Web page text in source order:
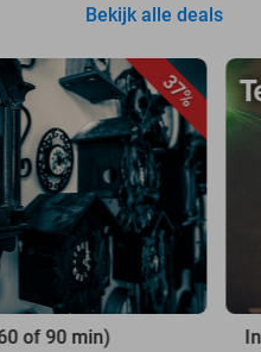
Bekijk alle deals
37%
of 90 min)